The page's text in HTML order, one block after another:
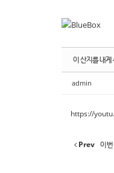
이 산지를 내게
admin
https://
Prev 이
스케
스케
스케
스케